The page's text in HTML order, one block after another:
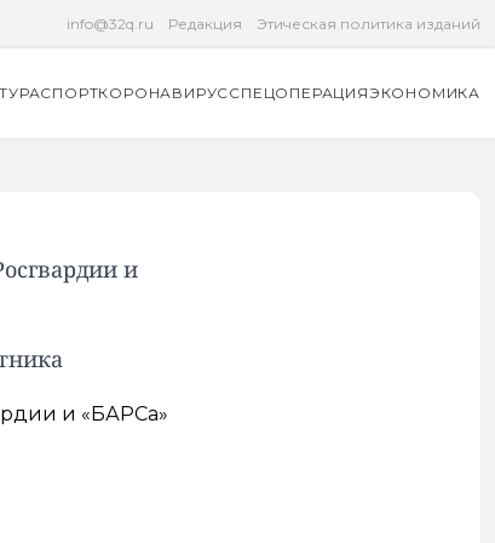
info@32q.ru Редакция Этическая политика изданий
СПОРТКОРОНАВИРУССПЕЦОПЕРАЦИЯЭКОНОМИКА
и